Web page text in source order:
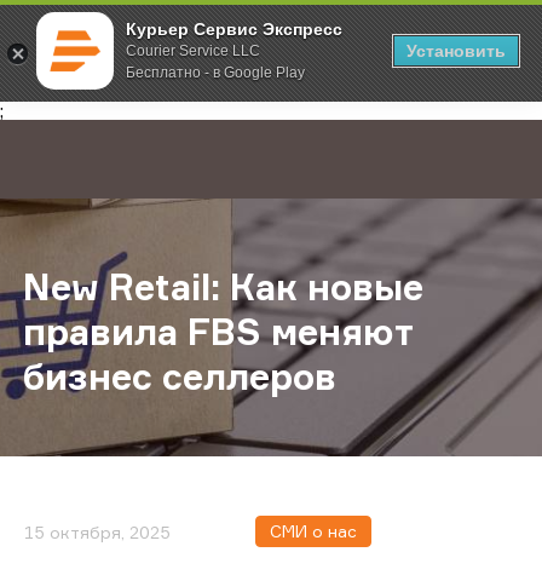
Курьер Сервис Экспресс
Courier Service LLC
Бесплатно - в Google Play
Установить
;
Главная О компании Новости New Retail: Как новые правила
New Retail: Как новые
правила FBS меняют
бизнес селлеров
15 октября, 2025 СМИ о нас